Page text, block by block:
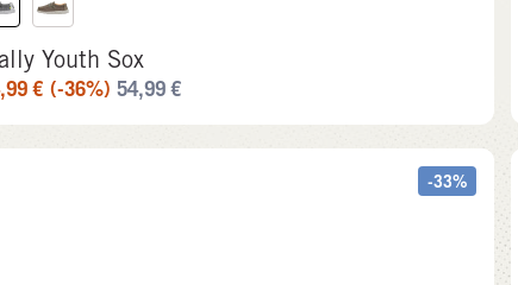
Youth Sox
€ (-36%) 54,99€
-33%